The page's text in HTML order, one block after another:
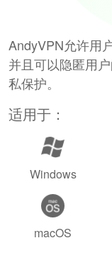
AndyVPN允许用
并且可以隐匿用
私保护。
适用于：
Windows
macOS